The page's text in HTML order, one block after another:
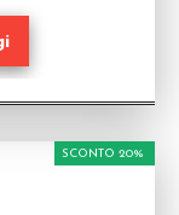
SCONTO 20%